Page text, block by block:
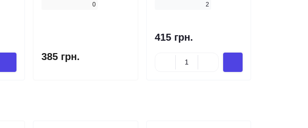
0
385 грн.
2
415 грн.